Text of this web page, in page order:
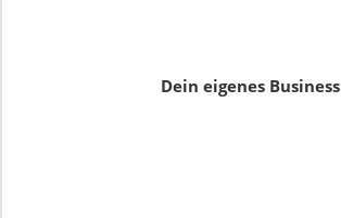
Dein eigenes Business